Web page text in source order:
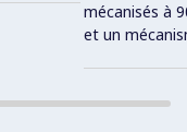
mécanisés à
et un